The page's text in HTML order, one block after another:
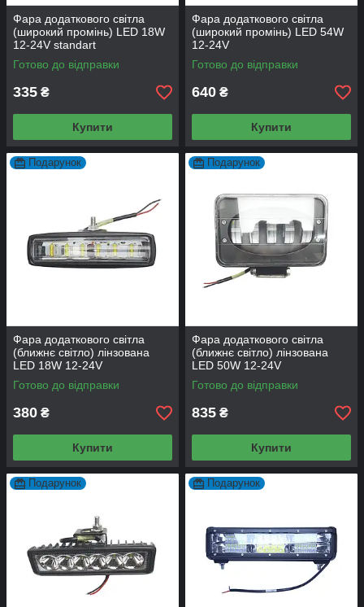
Фара додаткового світла
(широкий промінь) LED 18W
12-24V standart
Готово до відправки
335 ₴
Купити
Фара додаткового світла
(широкий промінь) LED 54W
12-24V
Готово до відправки
640 ₴
Купити
Подарунок
Фара додаткового світла
(ближнє світло) лінзована
LED 18W 12-24V
Готово до відправки
380 ₴
Купити
Подарунок
Фара додаткового світла
(ближнє світло) лінзована
LED 50W 12-24V
Готово до відправки
835 ₴
Купити
Подарунок Подарунок